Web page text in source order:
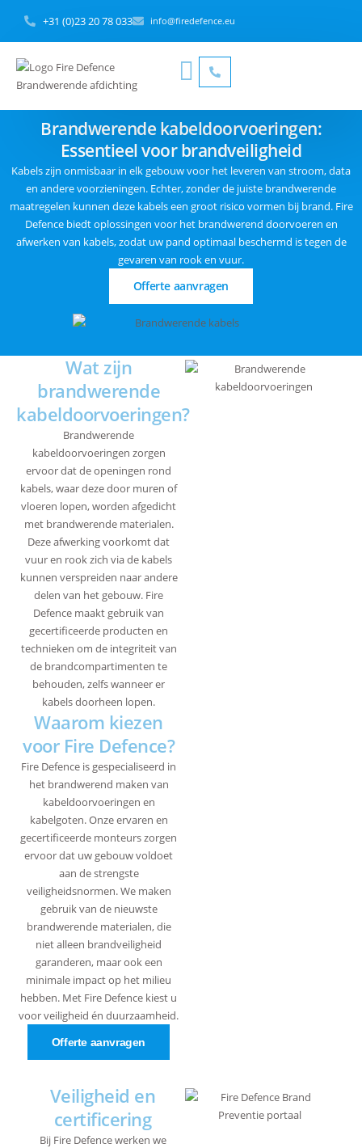
+31 (0)23 20 78 033 info@firedefence.eu
Brandwerende kabeldoorvoeringen:
Essentieel voor brandveiligheid
Kabels zijn onmisbaar in elk gebouw voor het leveren van stroom, data
en andere voorzieningen. Echter, zonder de juiste brandwerende
maatregelen kunnen deze kabels een groot risico vormen bij brand. Fire
Defence biedt oplossingen voor het brandwerend doorvoeren en
afwerken van kabels, zodat uw pand optimaal beschermd is tegen de
gevaren van rook en vuur.
Offerte aanvragen
Wat zijn
brandwerende
kabeldoorvoeringen?
Brandwerende
kabeldoorvoeringen zorgen
ervoor dat de openingen rond
kabels, waar deze door muren of
vloeren lopen, worden afgedicht
met brandwerende materialen.
Deze afwerking voorkomt dat
vuur en rook zich via de kabels
kunnen verspreiden naar andere
delen van het gebouw. Fire
Defence maakt gebruik van
gecertificeerde producten en
technieken om de integriteit van
de brandcompartimenten te
behouden, zelfs wanneer er
kabels doorheen lopen.
Waarom kiezen
voor Fire Defence?
Fire Defence is gespecialiseerd in
het brandwerend maken van
kabeldoorvoeringen en
kabelgoten. Onze ervaren en
gecertificeerde monteurs zorgen
ervoor dat uw gebouw voldoet
aan de strengste
veiligheidsnormen. We maken
gebruik van de nieuwste
brandwerende materialen, die
niet alleen brandveiligheid
garanderen, maar ook een
minimale impact op het milieu
hebben. Met Fire Defence kiest u
voor veiligheid én duurzaamheid.
Offerte aanvragen
Veiligheid en
certificering
Bij Fire Defence werken we